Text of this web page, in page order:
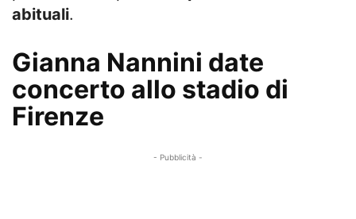
abituali.
Gianna Nannini date
concerto allo stadio di
Firenze
- Pubblicità -